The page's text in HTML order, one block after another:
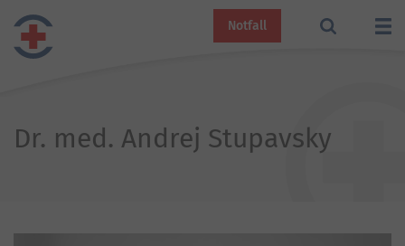
Notfall
Dr. med. Andrej Stupavsky